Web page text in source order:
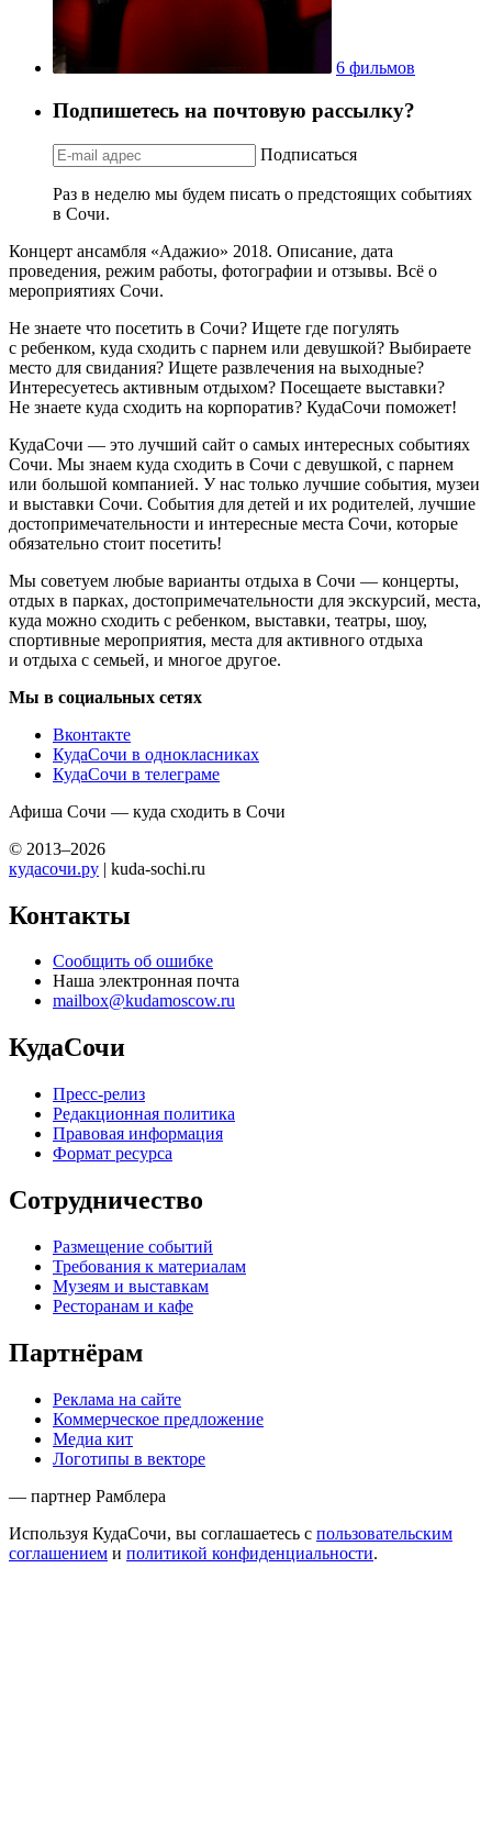
6 фильмов
Подпишетесь на почтовую рассылку?
Подписаться
Раз в неделю мы будем писать о предстоящих событиях
в Сочи.
Концерт ансамбля «Адажио» 2018. Описание, дата
проведения, режим работы, фотографии и отзывы. Всё о
мероприятиях Сочи.
Не знаете что посетить в Сочи? Ищете где погулять
с ребенком, куда сходить с парнем или девушкой? Выбираете
место для свидания? Ищете развлечения на выходные?
Интересуетесь активным отдыхом? Посещаете выставки?
Не знаете куда сходить на корпоратив? КудаСочи поможет!
КудаСочи — это лучший сайт о самых интересных событиях
Сочи. Мы знаем куда сходить в Сочи с девушкой, с парнем
или большой компанией. У нас только лучшие события, музеи
и выставки Сочи. События для детей и их родителей, лучшие
достопримечательности и интересные места Сочи, которые
обязательно стоит посетить!
Мы советуем любые варианты отдыха в Сочи — концерты,
отдых в парках, достопримечательности для экскурсий, места,
куда можно сходить с ребенком, выставки, театры, шоу,
спортивные мероприятия, места для активного отдыха
и отдыха с семьей, и многое другое.
Мы в социальных сетях
Вконтакте
КудаСочи в однокласниках
КудаСочи в телеграме
Афиша Сочи — куда сходить в Сочи
© 2013–2026
кудасочи.ру | kuda-sochi.ru
Контакты
Сообщить об ошибке
Наша электронная почта
mailbox@kudamoscow.ru
КудаСочи
Пресс-релиз
Редакционная политика
Правовая информация
Формат ресурса
Сотрудничество
Размещение событий
Требования к материалам
Музеям и выставкам
Ресторанам и кафе
Партнёрам
Реклама на сайте
Коммерческое предложение
Медиа кит
Логотипы в векторе
— партнер Рамблера
Используя КудаСочи, вы соглашаетесь с пользовательским
соглашением и политикой конфиденциальности.